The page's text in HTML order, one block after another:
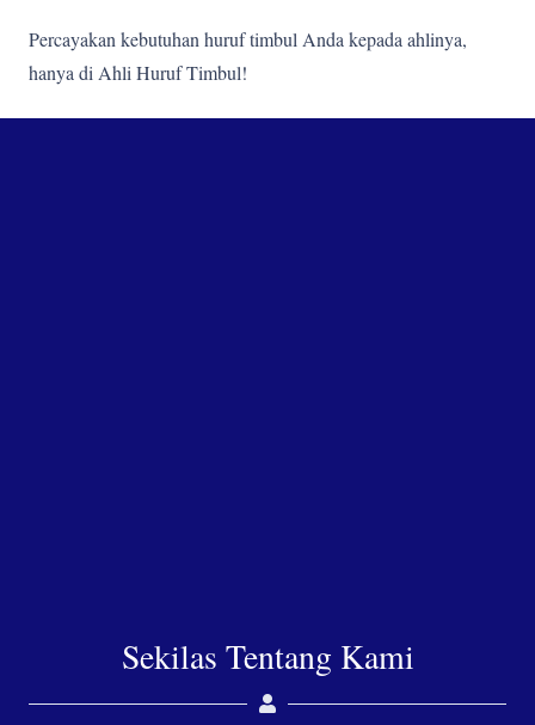
Percayakan kebutuhan huruf timbul Anda kepada ahlinya,
hanya di Ahli Huruf Timbul!
Sekilas Tentang Kami